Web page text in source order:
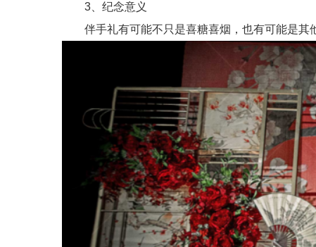
3、纪念意义
伴手礼有可能不只是喜糖喜烟，也有可能是其他